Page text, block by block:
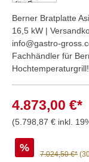
Berner Bratplatte
16,5 kW |
info@gastro-
Fachhändler für
Hochtemperaturgrill!
4.873,00 €*
(5.798,87 € inkl.
%
7.024,50 €*